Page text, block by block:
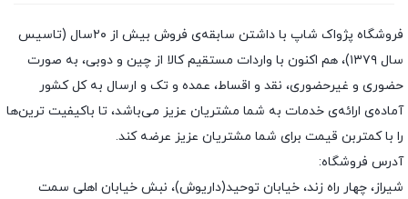
فروشگاه پژواک شاپ با داشتن سابقه‌ی فروش بیش از ۲۰سال (تاسیس
سال ۱۳۷۹)، هم اکنون با واردات مستقیم کالا از چین و دوبی، به صورت
حضوری و غیرحضوری، نقد و اقساط، عمده و تک و ارسال به کل کشور
آماده‌ی ارائه‌ی خدمات به شما مشتریان عزیز می‌باشد، تا باکیفیت ترین‌ها
را با کمتربن قیمت برای شما مشتریان عزیز عرضه کند.
آدرس فروشگاه:
شیراز، چهار راه زند، خیابان توحید(داریوش)، نبش خیابان اهلی سمت